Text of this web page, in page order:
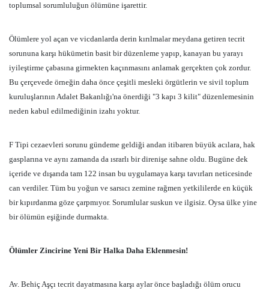
toplumsal sorumluluğun ölümüne işarettir.
Ölümlere yol açan ve vicdanlarda derin kırılmalar meydana getiren tecrit
sorununa karşı hükümetin basit bir düzenleme yapıp, kanayan bu yarayı
iyileştirme çabasına girmekten kaçınmasını anlamak gerçekten çok zordur.
Bu çerçevede örneğin daha önce çeşitli mesleki örgütlerin ve sivil toplum
kuruluşlarının Adalet Bakanlığı'na önerdiği "3 kapı 3 kilit" düzenlemesinin
neden kabul edilmediğinin izahı yoktur.
F Tipi cezaevleri sorunu gündeme geldiği andan itibaren büyük acılara, hak
gasplarına ve aynı zamanda da ısrarlı bir direnişe sahne oldu. Bugüne dek
içeride ve dışarıda tam 122 insan bu uygulamaya karşı tavırları neticesinde
can verdiler. Tüm bu yoğun ve sarsıcı zemine rağmen yetkililerde en küçük
bir kıpırdanma göze çarpmıyor. Sorumlular suskun ve ilgisiz. Oysa ülke yine
bir ölümün eşiğinde durmakta.
Ölümler Zincirine Yeni Bir Halka Daha Eklenmesin!
Av. Behiç Aşçı tecrit dayatmasına karşı aylar önce başladığı ölüm orucu